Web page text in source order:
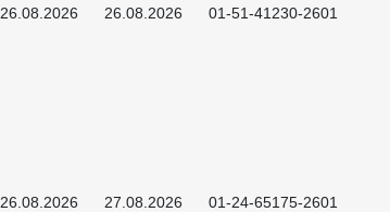
26.08.2026 26.08.2026 01-51-41230-2601
26.08.2026 27.08.2026 01-24-65175-2601